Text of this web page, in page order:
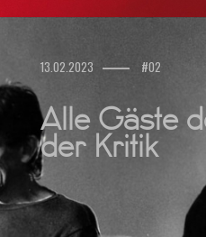
13.02.2023 #02
Alle Gäste
der Kritik